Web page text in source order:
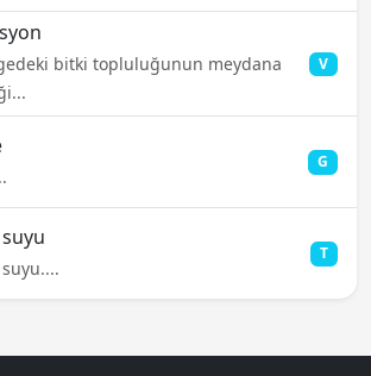
bitki topluluğunun meydana
V
G
suyu....
T